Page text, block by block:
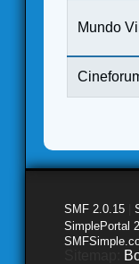
Mundo
SMF 2.0.15
SimplePortal